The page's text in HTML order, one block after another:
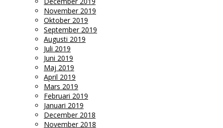
November 2019
Oktober 2019
September 2019
Augusti 2019
Juli 2019
Juni 2019
Maj 2019
April 2019
Mars 2019
Februari 2019
Januari 2019
December 2018
November 2018